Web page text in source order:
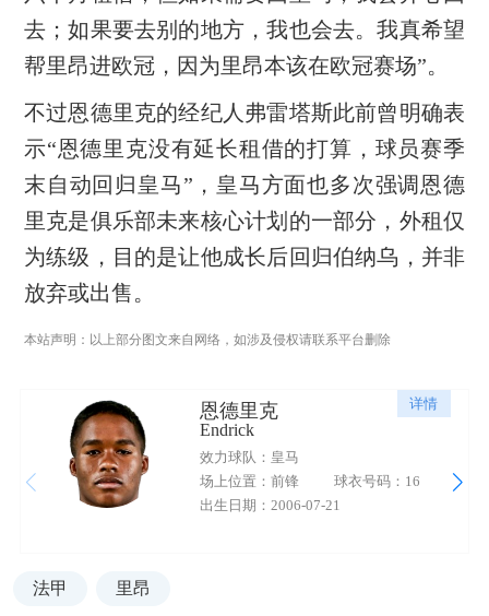
去；如果要去别的地方，我也会去。我真希望
帮里昂进欧冠，因为里昂本该在欧冠赛场”。
不过恩德里克的经纪人弗雷塔斯此前曾明确表
示“恩德里克没有延长租借的打算，球员赛季
末自动回归皇马”，皇马方面也多次强调恩德
里克是俱乐部未来核心计划的一部分，外租仅
为练级，目的是让他成长后回归伯纳乌，并非
放弃或出售。
本站声明：以上部分图文来自网络，如涉及侵权请联系平台删除
详情
恩德里克
Endrick
效力球队：皇马
场上位置：前锋
球衣号码：16
出生日期：2006-07-21
法甲 里昂